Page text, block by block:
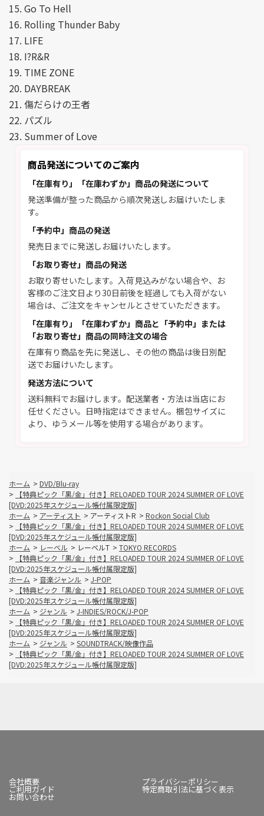
15. Go To Hell
16. Rolling Thunder Baby
17. LIFE
18. I?R&R
19. TIME ZONE
20. DAYBREAK
21. 傷だらけの王者
22. パズル
23. Summer of Love
商品発送についてのご案内
「在庫有り」「在庫わずか」商品の発送について
発送準備が整った商品から順次発送しお届けいたしま
す。
「予約中」商品の発送
発売日までに発送しお届けいたします。
「お取り寄せ」商品の発送
お取り寄せいたします。入荷見込みがない場合や、お
客様のご注文日より30日前後を経過しても入荷がない
場合は、ご注文をキャンセルとさせていただきます。
「在庫有り」「在庫わずか」商品と「予約中」または
「お取り寄せ」商品の同時注文の場合
在庫有り商品を先に発送し、その他の商品は後日別配
送でお届けいたします。
発送方法について
送料無料でお届けします。配送業者・方法は当店にお
任せください。日時指定はできません。梱包サイズに
より、ゆうメール等を使用する場合があります。
ホーム > DVD/Blu-ray
>
【特典ピック「黒/金」付き】RELOADED TOUR 2024 SUMMER OF LOVE
[DVD:2025年スケジュール帳付属限定版]
ホーム > アーティスト > アーティストR > Rockon Social Club
>
【特典ピック「黒/金」付き】RELOADED TOUR 2024 SUMMER OF LOVE
[DVD:2025年スケジュール帳付属限定版]
ホーム > レーベル > レーベルT > TOKYO RECORDS
>
【特典ピック「黒/金」付き】RELOADED TOUR 2024 SUMMER OF LOVE
[DVD:2025年スケジュール帳付属限定版]
ホーム > 音楽ジャンル > J-POP
>
【特典ピック「黒/金」付き】RELOADED TOUR 2024 SUMMER OF LOVE
[DVD:2025年スケジュール帳付属限定版]
ホーム > ジャンル > J-INDIES/ROCK/J-POP
>
【特典ピック「黒/金」付き】RELOADED TOUR 2024 SUMMER OF LOVE
[DVD:2025年スケジュール帳付属限定版]
ホーム > ジャンル > SOUNDTRACK/映像作品
>
【特典ピック「黒/金」付き】RELOADED TOUR 2024 SUMMER OF LOVE
[DVD:2025年スケジュール帳付属限定版]
会社概要 プライバシーポリシー
ご利用ガイド 特定商取引法に基づく表示
お問い合わせ